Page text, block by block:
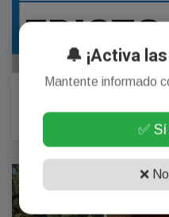
04 Agosto, 2026
🔔 ¡Activa
Mantente informado
✅
❌